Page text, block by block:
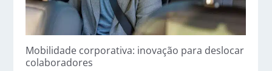
Mobilidade corporativa: inovação para deslocar
colaboradores